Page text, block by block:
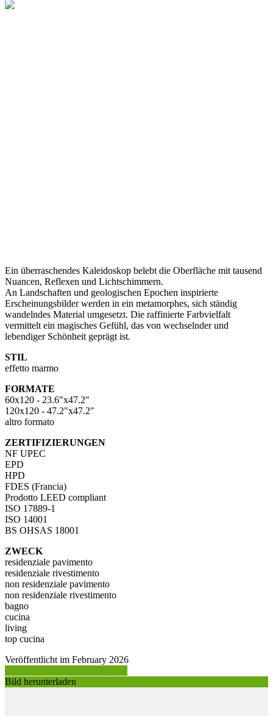
Ein überraschendes Kaleidoskop belebt die Oberfläche mit tausend
Nuancen, Reflexen und Lichtschimmern.
An Landschaften und geologischen Epochen inspirierte
Erscheinungsbilder werden in ein metamorphes, sich ständig
wandelndes Material umgesetzt. Die raffinierte Farbvielfalt
vermittelt ein magisches Gefühl, das von wechselnder und
lebendiger Schönheit geprägt ist.
STIL
effetto marmo
FORMATE
60x120 - 23.6"x47.2"
120x120 - 47.2"x47.2"
altro formato
ZERTIFIZIERUNGEN
NF UPEC
EPD
HPD
FDES (Francia)
Prodotto LEED compliant
ISO 17889-1
ISO 14001
BS OHSAS 18001
ZWECK
residenziale pavimento
residenziale rivestimento
non residenziale pavimento
non residenziale rivestimento
bagno
cucina
living
top cucina
Veröffentlicht im February 2026
Bild herunterladen